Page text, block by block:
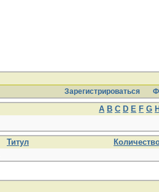
Зарегистрироваться
A B C D E F G H
Титул